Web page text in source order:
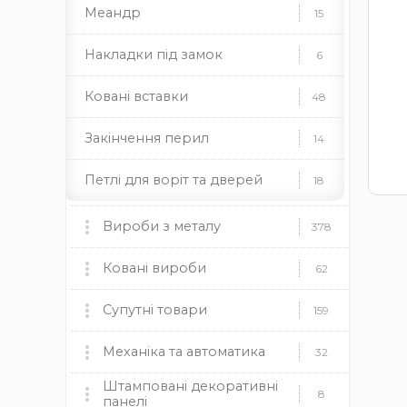
Меандр 15
Накладки під замок 6
Ковані вставки 48
Закінчення перил 14
Петлі для воріт та дверей 18
Ковані піки 64
Підкови 2
Ковані полоси 90
Ковані поручні 5
Профілі для хомутів 4
Вироби з металу 378
Мангали, пічки та аксесуари 60
мангали пічки
Камінні топки BOKAR
Ковані вироби 62
Ковані ворота 9
Ковані огорожі 12
Ковані навіси 8
Супутні товари 159
Пластикові заглушки 37
круглі прямокутні квадратні
Механіка та автоматика 32
Механіка 19
Штамповані декоративні
панелі
8